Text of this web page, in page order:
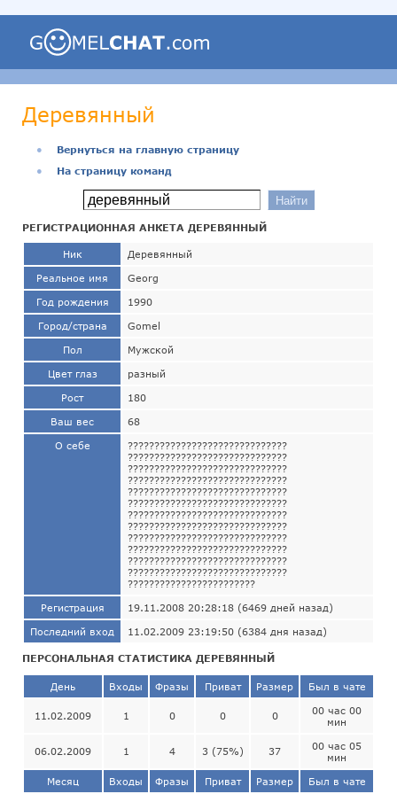
Деревянный
●
Вернуться на главную страницу
●
На страницу команд
РЕГИСТРАЦИОННАЯ АНКЕТА ДЕРЕВЯННЫЙ
Ник Деревянный
Реальное имя Georg
Год рождения 1990
Город/страна Gomel
Пол Мужской
Цвет глаз разный
Рост 180
Ваш вес 68
О себе
??????????????????????????????
??????????????????????????????
??????????????????????????????
??????????????????????????????
??????????????????????????????
??????????????????????????????
??????????????????????????????
??????????????????????????????
??????????????????????????????
??????????????????????????????
??????????????????????????????
??????????????????????????????
????????????????????????
Регистрация 19.11.2008 20:28:18 (6469 дней назад)
Последний вход 11.02.2009 23:19:50 (6384 дня назад)
ПЕРСОНАЛЬНАЯ СТАТИСТИКА ДЕРЕВЯННЫЙ
День Входы Фразы Приват Размер Был в чате
11.02.2009 1 0 0 0
00 час 00
мин
06.02.2009 1 4 3 (75%) 37
00 час 05
мин
Месяц Входы Фразы Приват Размер Был в чате